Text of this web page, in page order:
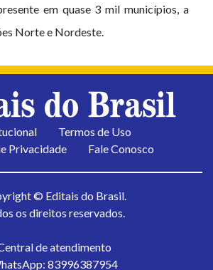
em quase 3 mil municípios, a
Norte e Nordeste.
Termos de Uso
Privacidade
Fale Conosco
© Editais do Brasil.
os direitos reservados.
de atendimento
83996387954